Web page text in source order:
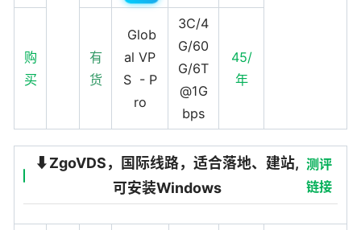
购
买
有
货
Glob
al VP
S - P
ro
3C/4
G/60
G/6T
@1G
bps
45/
年
⬇️ZgoVDS，国际线路，适合落地、建站,
可安装Windows
测评
链接